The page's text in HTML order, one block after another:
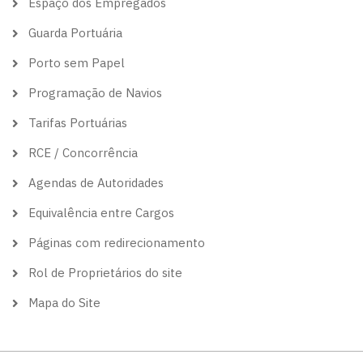
Guarda Portuária
Porto sem Papel
Programação de Navios
Tarifas Portuárias
RCE / Concorrência
Agendas de Autoridades
Equivalência entre Cargos
Páginas com redirecionamento
Rol de Proprietários do site
Mapa do Site